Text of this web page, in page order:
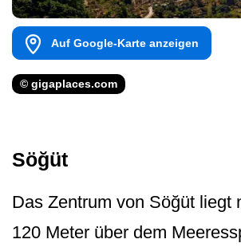
Auf Google-Karte anzeigen
© gigaplaces.com
Söğüt
Das Zentrum von Söğüt liegt
120 Meter über dem